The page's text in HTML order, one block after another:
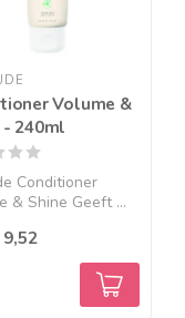
Volume &
- 240ml
Conditioner
& Shine Geeft ...
9,52